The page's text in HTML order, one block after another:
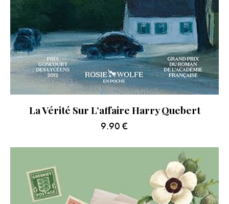
La Vérité Sur L’affaire Harry Quebert
9.90 €